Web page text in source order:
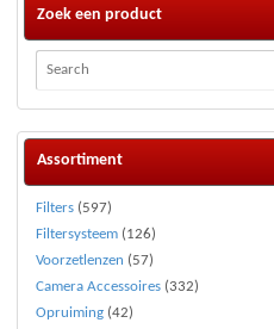
Zoek een product
Assortiment
Filters (597)
Filtersysteem (126)
Voorzetlenzen (57)
Camera Accessoires (332)
Opruiming (42)